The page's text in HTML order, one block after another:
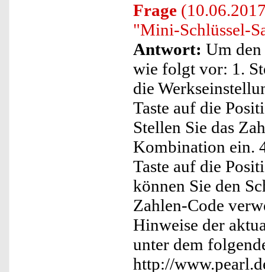
Frage
"Mini-Schlüssel-
Antwort: Um
wie folgt vor: 1.
die
Taste auf die
Stellen Sie das
Kombination ein.
Taste auf die
können Sie den
Zahlen-Code
Hinweise der
unter dem
http://